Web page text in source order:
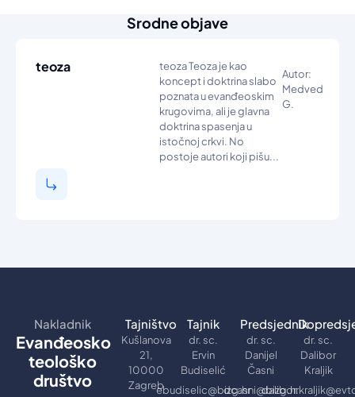
Srodne objave
teoza
teoza Teoza je kao
koncept i doktrina slabo
poznata u evanđeoskim
krugovima, ali je glavna
doktrina spasenja u
istočnoj crkvi. No
postoje autori koji pišu...
Autor:
Medved
G.
Nakladnik
Evanđeosko
teološko
društvo
Tajništvo
Kušlanova
21,
10000
Zagreb
Tajnik
dr. sc.
Ervin
Budiselić
ebudiselic@bizg.hr
Predsjednik
dr. sc.
Danijel
Časni
dcasni@bizg.hr
dr. sc.
Dalibor
Kraljik